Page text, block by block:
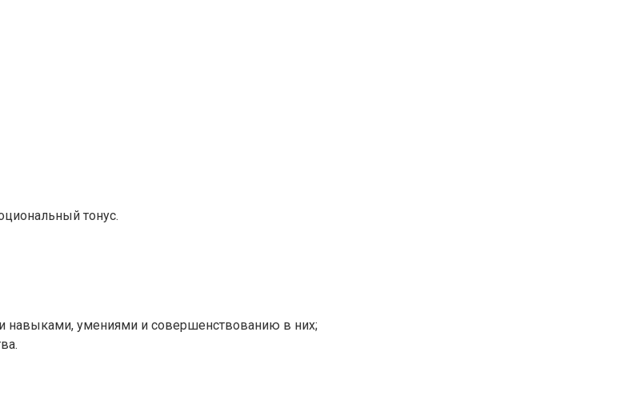
тонус.
навыками, умениями и совершенствованию в них;